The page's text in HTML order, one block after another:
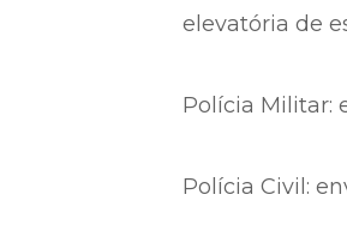
elevatória de
Polícia Militar:
Polícia Civil: